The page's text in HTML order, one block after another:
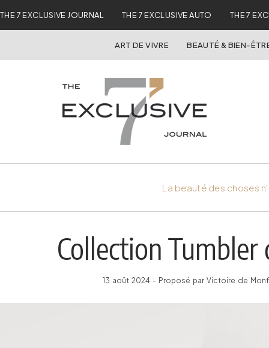
THE 7 EXCLUSIVE JOURNAL THE 7 EXCLUSIVE AUTO THE 7
ART DE VIVRE BEAUTÉ & BIEN-
La beauté des choses
Collection
13 août 2024 - Proposé par Victoire de